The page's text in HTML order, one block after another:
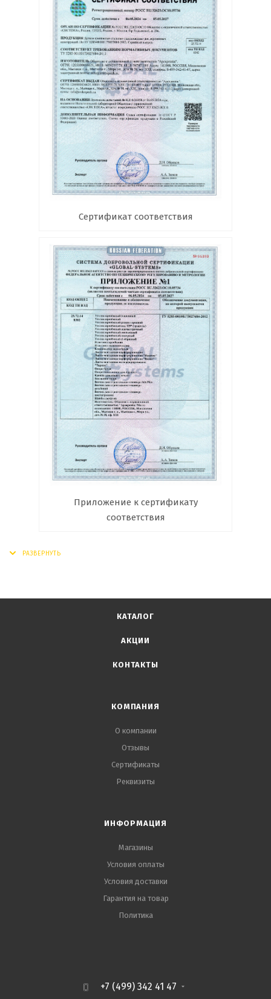
Сертификат соответствия
Приложение к сертификату
соответствия
КАТАЛОГ
АКЦИИ
КОНТАКТЫ
КОМПАНИЯ
О компании
Отзывы
Сертификаты
Реквизиты
ИНФОРМАЦИЯ
Магазины
Условия оплаты
Условия доставки
Гарантия на товар
Политика
+7 (499) 342 41 47